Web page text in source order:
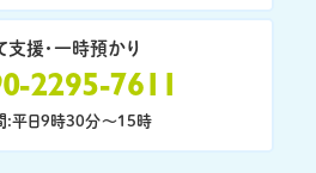
支援・一時預かり
2295-7611
:平日9時30分〜15時